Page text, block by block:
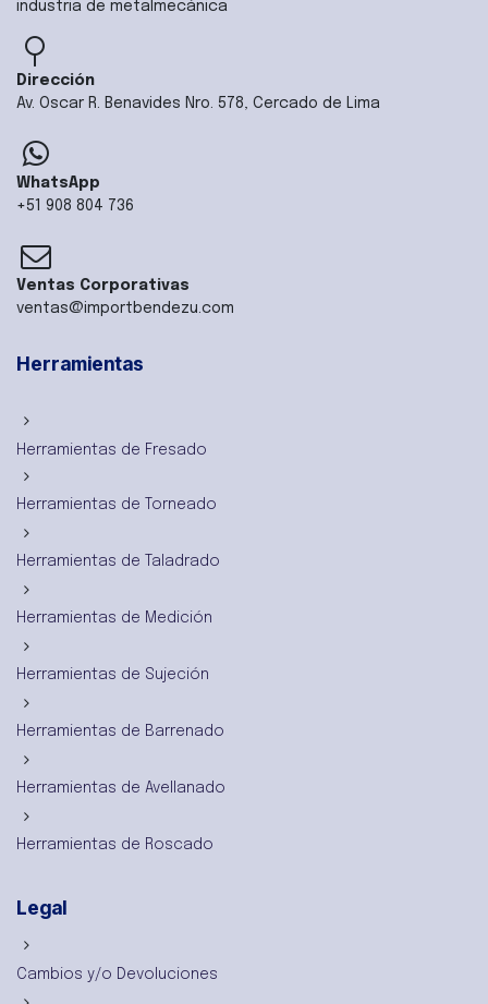
industria de metalmecánica
Dirección
Av. Oscar R. Benavides Nro. 578, Cercado de Lima
WhatsApp
+51 908 804 736
Ventas Corporativas
ventas@importbendezu.com
Herramientas
Herramientas de Fresado
Herramientas de Torneado
Herramientas de Taladrado
Herramientas de Medición
Herramientas de Sujeción
Herramientas de Barrenado
Herramientas de Avellanado
Herramientas de Roscado
Legal
Cambios y/o Devoluciones